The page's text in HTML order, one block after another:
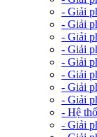
- Giải
- Giải
- Giải
- Giải
- Giải
- Giải
- Giải
- Giải
- Hệ
- Giải